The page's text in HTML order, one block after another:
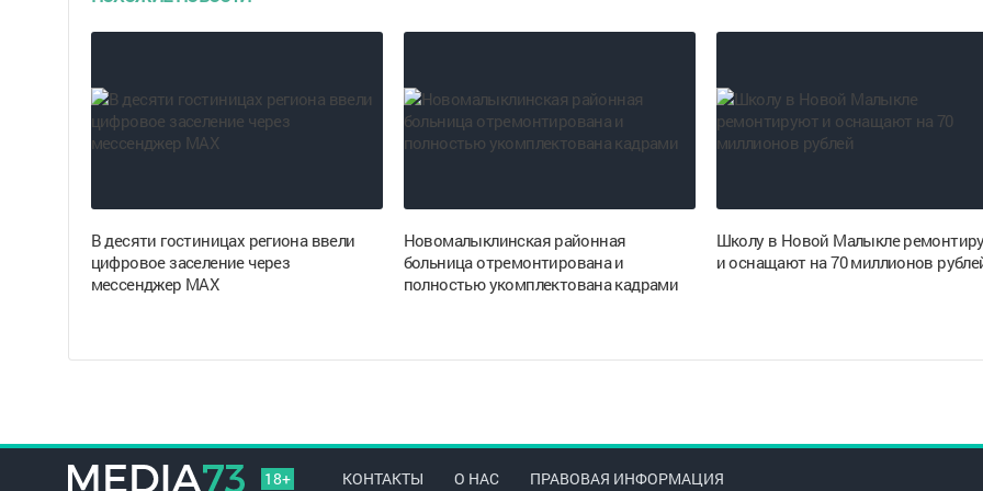
В десяти гостиницах региона ввели
цифровое заселение через
мессенджер MAX
Новомалыклинская районная
больница отремонтирована и
полностью укомплектована кадрами
Школу в Новой Малыкле
и оснащают на 70 миллионов
18+ КОНТАКТЫ О НАС ПРАВОВАЯ ИНФОРМАЦИЯ